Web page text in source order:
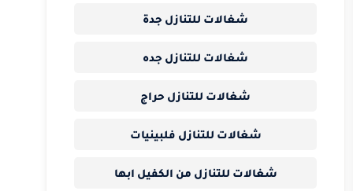
شغالات للتنازل جدة
شغالات للتنازل جده
شغالات للتنازل حراج
شغالات للتنازل فلبينيات
شغالات للتنازل من الكفيل ابها